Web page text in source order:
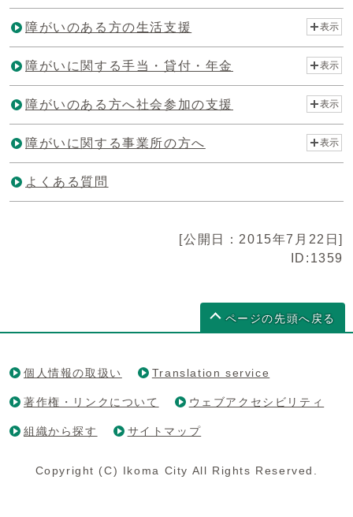
障がいのある方の生活支援 表示
障がいに関する手当・貸付・年金 表示
障がいのある方へ社会参加の支援 表示
障がいに関する事業所の方へ 表示
よくある質問
[公開日：2015年7月22日]
ID:1359
ページの先頭へ戻る
個人情報の取扱い Translation service
著作権・リンクについて ウェブアクセシビリティ
組織から探す サイトマップ
Copyright (C) Ikoma City All Rights Reserved.